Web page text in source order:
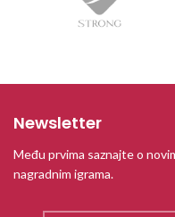
Newsletter
Među prvima saznajte o
nagradnim igrama.